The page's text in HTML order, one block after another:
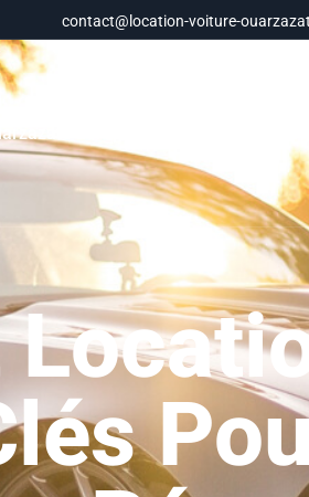
contact@location-voiture-
aéroport